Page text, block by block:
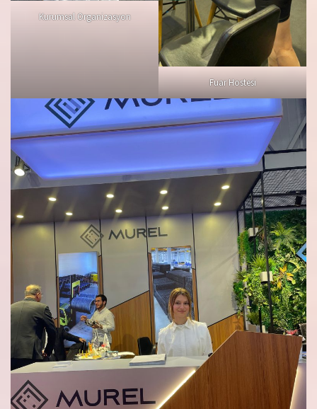
Kurumsal Organizasyon
Fuar Hostesi